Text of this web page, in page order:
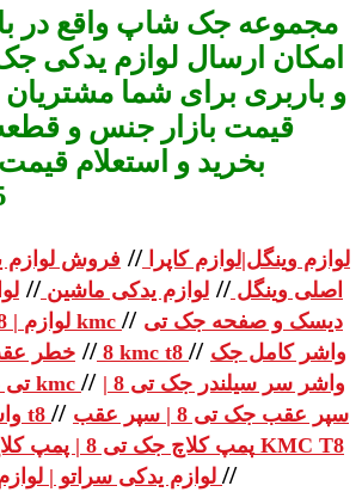
مجموعه جک شاپ واقع در
امکان ارسال لوازم یدکی
و باربری برای شما مشتریان
قیمت بازار جنس و قطعه
بخرید و استعلام
لوازم وینگل|لوازم کاپرا // فروش لوازم
اصلی وینگل // لوازم یدکی ماشین //
| لوازم یدکی جک t8 | لوازم kmc // دیسک و صفحه جک تی
8
// خطر عقب جک تی 8 | خطر kmc t8 // واشر کامل جک
تی 8 | واشر کامل جک kmc // واشر سر سیلندر جک تی 8 |
واشر سر سیلندر جک t8 // سپر عقب جک تی 8 | سپر عقب
پمپ کلاچ جک تی 8 | پمپ کلاچ KMC T8
//